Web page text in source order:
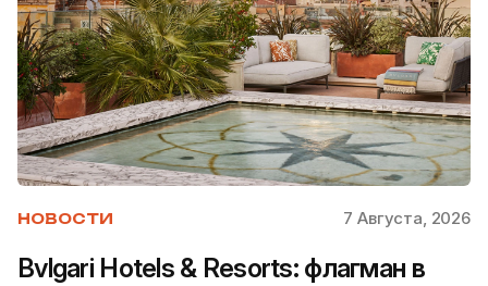
НОВОСТИ 7 Августа, 2026
Bvlgari Hotels & Resorts: флагман в